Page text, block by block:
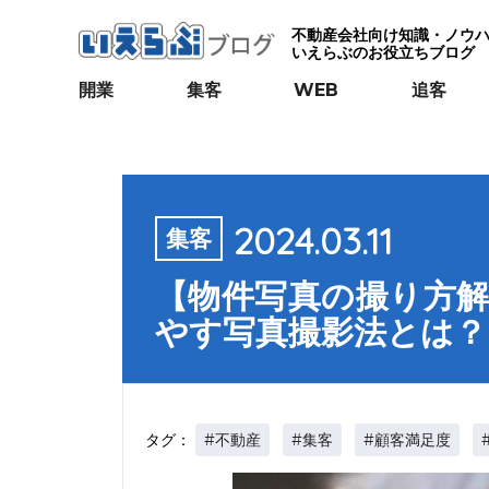
不動産会社向け知識・ノウ
いえらぶのお役立ちブログ
開業 集客 WEB 追客
集客 2024.03.11
【物件写真の撮り方
やす写真撮影法とは？
タグ： #不動産 #集客 #顧客満足度